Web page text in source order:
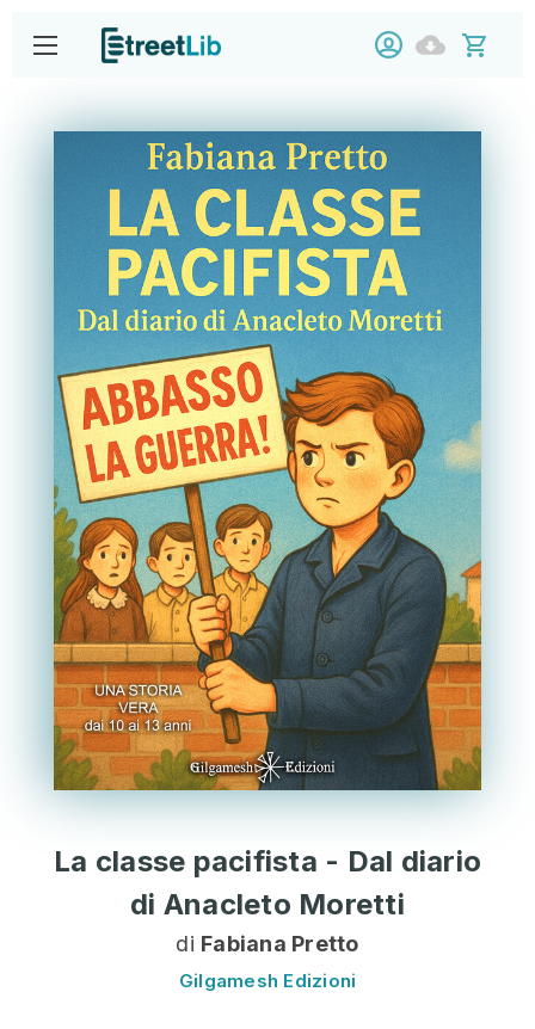
La classe pacifista - Dal diario
di Anacleto Moretti
di Fabiana Pretto
Gilgamesh Edizioni